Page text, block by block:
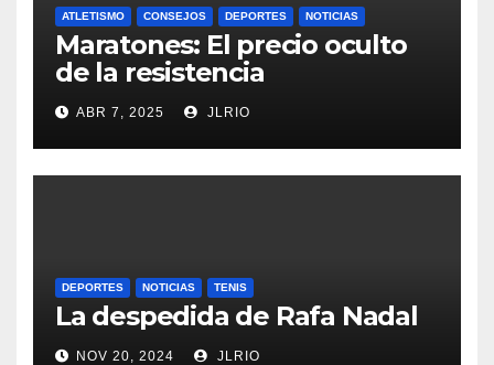
ATLETISMO CONSEJOS DEPORTES NOTICIAS
Maratones: El precio oculto
de la resistencia
ABR 7, 2025 JLRIO
DEPORTES NOTICIAS TENIS
La despedida de Rafa Nadal
NOV 20, 2024 JLRIO